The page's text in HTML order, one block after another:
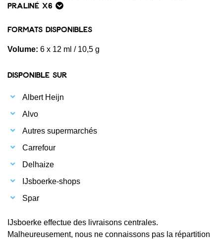
Praliné x6
Formats disponibles
Volume: 6 x 12 ml / 10,5 g
Disponible sur
Albert Heijn
Alvo
Autres supermarchés
Carrefour
Delhaize
IJsboerke-shops
Spar
IJsboerke effectue des livraisons centrales.
Malheureusement, nous ne connaissons pas la répartition